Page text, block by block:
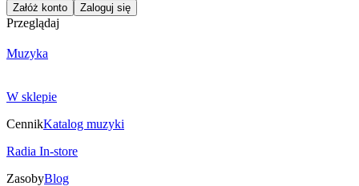
Załóż konto Zaloguj się
Przeglądaj
Muzyka
W sklepie
CennikKatalog muzyki
Radia In-store
ZasobyBlog